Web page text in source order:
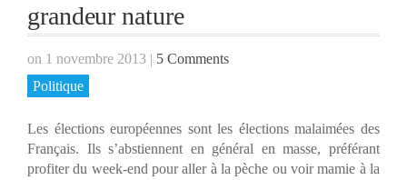
grandeur nature
on 1 novembre 2013 | 5 Comments
Politique
Les élections européennes sont les élections malaimées des
Français. Ils s’abstiennent en général en masse, préférant
profiter du week-end pour aller à la pèche ou voir mamie à la